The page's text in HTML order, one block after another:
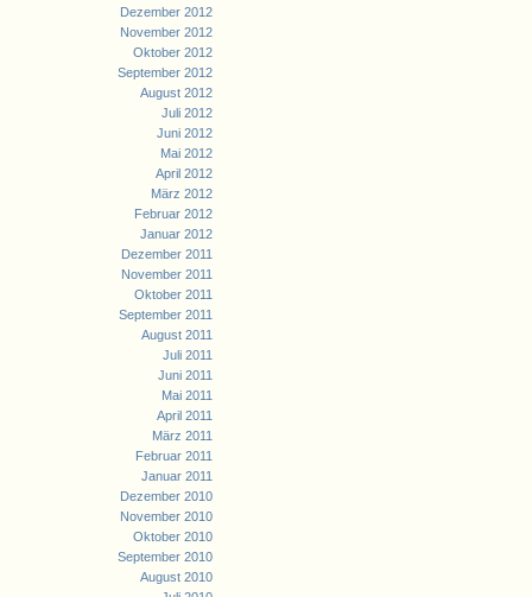
Dezember 2012
November 2012
Oktober 2012
September 2012
August 2012
Juli 2012
Juni 2012
Mai 2012
April 2012
März 2012
Februar 2012
Januar 2012
Dezember 2011
November 2011
Oktober 2011
September 2011
August 2011
Juli 2011
Juni 2011
Mai 2011
April 2011
März 2011
Februar 2011
Januar 2011
Dezember 2010
November 2010
Oktober 2010
September 2010
August 2010